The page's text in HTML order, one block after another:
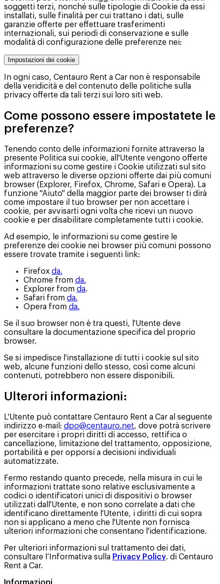
soggetti terzi, nonché sulle tipologie di Cookie da essi
installati, sulle finalità per cui trattano i dati, sulle
garanzie offerte per effettuare trasferimenti
internazionali, sui periodi di conservazione e sulle
modalità di configurazione delle preferenze nei:
Impostazioni dei cookie
In ogni caso, Centauro Rent a Car non è responsabile
della veridicità e del contenuto delle politiche sulla
privacy offerte da tali terzi sui loro siti web.
Come possono essere impostatete le
preferenze?
Tenendo conto delle informazioni fornite attraverso la
presente Politica sui cookie, all'Utente vengono offerte
informazioni su come gestire i Cookie utilizzati sul sito
web attraverso le diverse opzioni offerte dai più comuni
browser (Explorer, Firefox, Chrome, Safari e Opera). La
funzione "Aiuto" della maggior parte dei browser ti dirà
come impostare il tuo browser per non accettare i
cookie, per avvisarti ogni volta che ricevi un nuovo
cookie e per disabilitare completamente tutti i cookie.
Ad esempio, le informazioni su come gestire le
preferenze dei cookie nei browser più comuni possono
essere trovate tramite i seguenti link:
Firefox da.
Chrome from da.
Explorer from da.
Safari from da.
Opera from da.
Se il suo browser non è tra questi, l'Utente deve
consultare la documentazione specifica del proprio
browser.
Se si impedisce l'installazione di tutti i cookie sul sito
web, alcune funzioni dello stesso, così come alcuni
contenuti, potrebbero non essere disponibili.
Ulterori informazioni:
L'Utente può contattare Centauro Rent a Car al seguente
indirizzo e-mail: dpo@centauro.net, dove potrà scrivere
per esercitare i propri diritti di accesso, rettifica o
cancellazione, limitazione del trattamento, opposizione,
portabilità e per opporsi a decisioni individuali
automatizzate.
Fermo restando quanto precede, nella misura in cui le
informazioni trattate sono relative esclusivamente a
codici o identificatori unici di dispositivi o browser
utilizzati dall'Utente, e non sono correlate a dati che
identificano direttamente l'Utente, i diritti di cui sopra
non si applicano a meno che l'Utente non fornisca
ulteriori informazioni che consentano l'identificazione.
Per ulteriori informazioni sul trattamento dei dati,
consultare l’Informativa sulla Privacy Policy. di Centauro
Rent a Car.
Informazioni